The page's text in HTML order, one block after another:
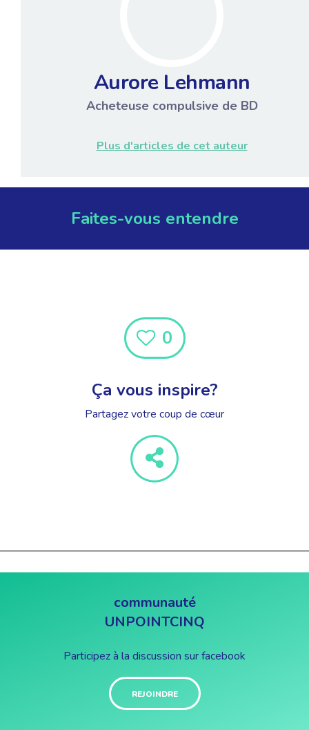
Aurore Lehmann
Acheteuse compulsive de BD
Plus d'articles de cet auteur
Faites-vous entendre
0
Ça vous inspire?
Partagez votre coup de cœur
communauté
UNPOINTCINQ
Participez à la discussion sur facebook
REJOINDRE